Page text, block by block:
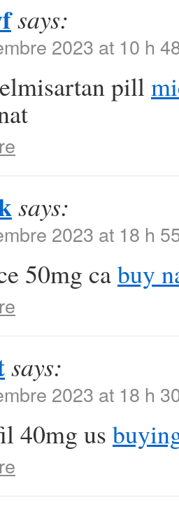
says:
2023 at 10 h
pill
says:
2023 at 18 h
50mg cabuy
says:
2023 at 18 h
40mg us